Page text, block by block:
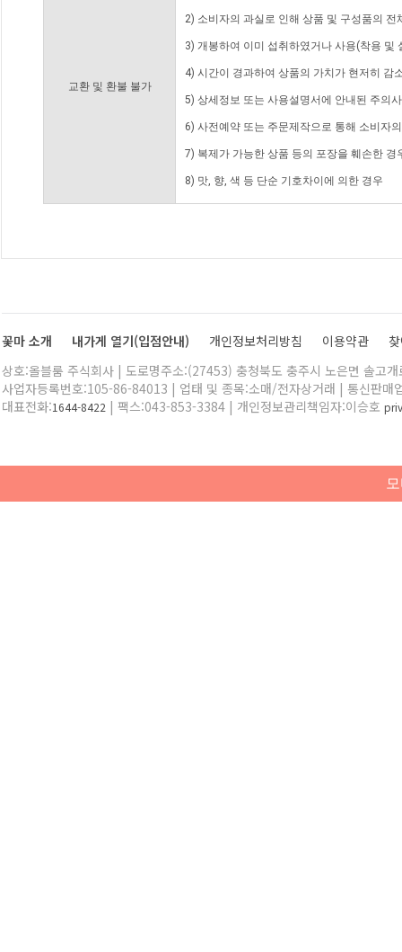
교환 및 환불 불가
2) 소비자의 과실로 인해 상품 및 구성품의
3) 개봉하여 이미 섭취하였거나 사용(착용 및
4) 시간이 경과하여 상품의 가치가 현저히 감
5) 상세정보 또는 사용설명서에 안내된 주의
6) 사전예약 또는 주문제작으로 통해 소비자
7) 복제가 가능한 상품 등의 포장을 훼손한 경
8) 맛, 향, 색 등 단순 기호차이에 의한 경우
꽃마 소개 내가게 열기(입점안내) 개인정보처리방침 이용약관
상호:올블룸 주식회사 | 도로명주소:(27453) 충청북도 충주시 노은면 솔고
사업자등록번호:105-86-84013 | 업태 및 종목:소매/전자상거래 | 통신판매
대표전화:1644-8422 | 팩스:043-853-3384 | 개인정보관리책임자:이승호